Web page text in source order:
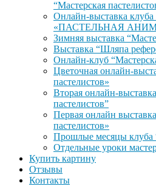
“Мастерская
Онлайн-выставка клуба
«ПАСТЕЛЬНАЯ
Зимняя выставка
Выставка “Шляпа
Онлайн-клуб
Цветочная онлайн-
пастелистов»
Вторая онлайн-
пастелистов”
Первая онлайн
пастелистов»
Прошлые месяцы клуба
Отдельные уроки
Купить картину
Отзывы
Контакты